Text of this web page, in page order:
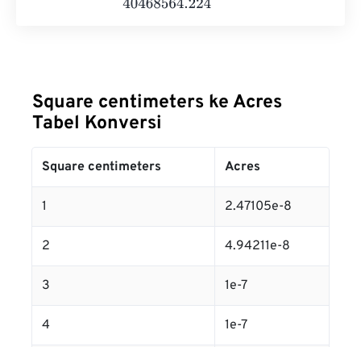
Square centimeters ke Acres
Tabel Konversi
Square centimeters Acres
1 2.47105e-8
2 4.94211e-8
3 1e-7
4 1e-7